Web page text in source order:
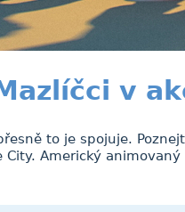
v
to je spojuje.
City. Americký